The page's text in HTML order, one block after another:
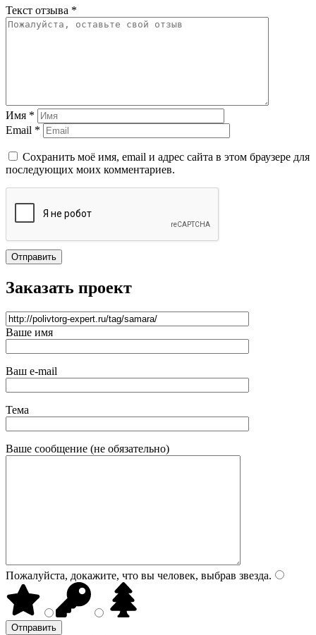
Текст отзыва *
Имя *
Email *
Сохранить моё имя, email и адрес сайта в этом браузере для
последующих моих комментариев.
Отправить
Заказать проект
Ваше имя
Ваш e-mail
Тема
Ваше сообщение (не обязательно)
Пожалуйста, докажите, что вы человек, выбрав звезда.